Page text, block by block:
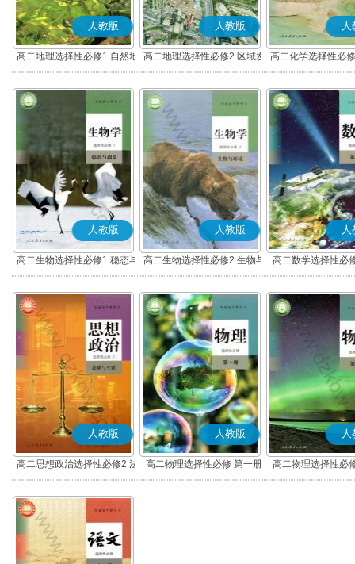
人教版
高二地理选择性必修1 自然地
理基础
人教版
高二地理选择性必修2 区域发
展
人
高二化学选择性必
应原理
人教版
高二生物选择性必修1 稳态与
调节
人教版
高二生物选择性必修2 生物与
环境
人
高二数学选择性必
(A版)
人教版
高二思想政治选择性必修2 法
律与生活(部编版)
人教版
高二物理选择性必修 第一册
人
高二物理选择性必